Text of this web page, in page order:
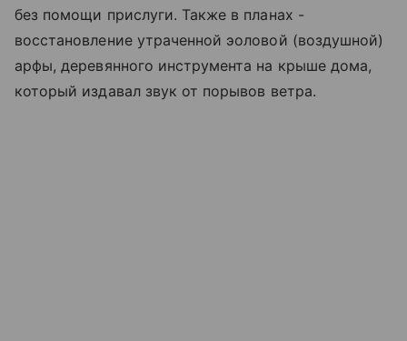
без помощи прислуги. Также в планах -
восстановление утраченной эоловой (воздушной)
арфы, деревянного инструмента на крыше дома,
который издавал звук от порывов ветра.